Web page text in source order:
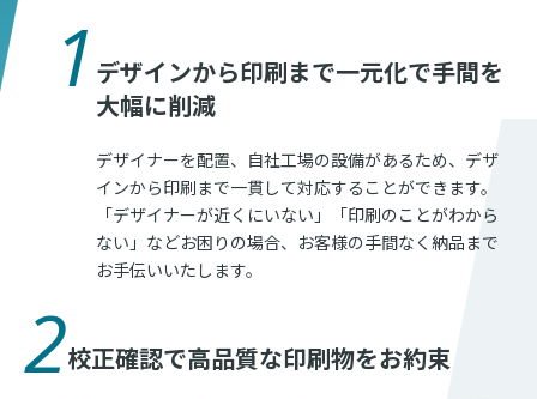
1 デザインから印刷まで一元化で手間を
大幅に削減
デザイナーを配置、自社工場の設備があるため、デザ
インから印刷まで一貫して対応することができます。
「デザイナーが近くにいない」「印刷のことがわから
ない」などお困りの場合、お客様の手間なく納品まで
お手伝いいたします。
2校正確認で高品質な印刷物をお約束